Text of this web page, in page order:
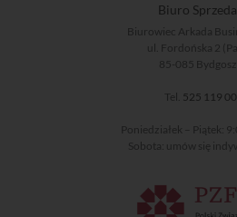
Biuro
Biurowiec Arkada
ul. Fordońska 2
85-085
Tel. 525 119
Poniedziałek – Piątek:
Sobota: umów się